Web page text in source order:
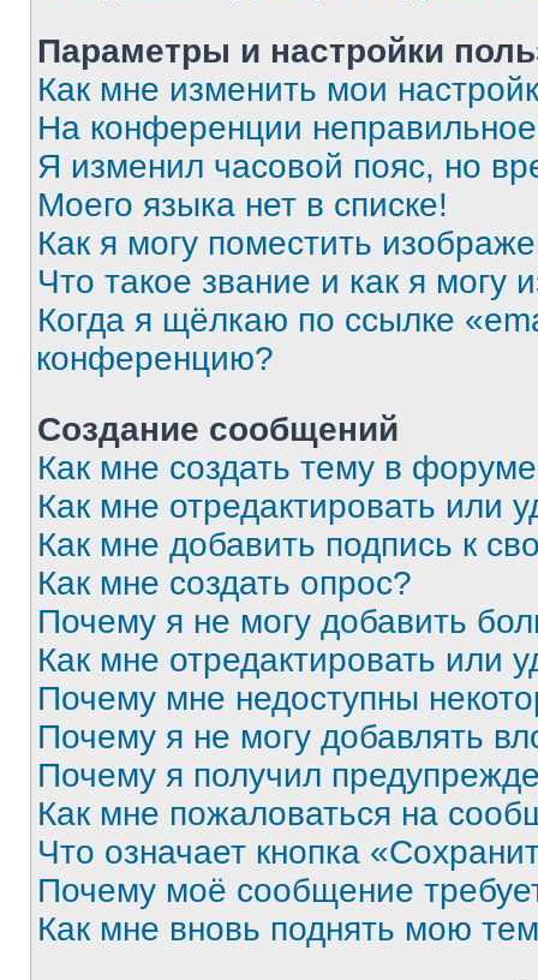
Параметры и настройки
Как мне изменить мои
На конференции
Я изменил часовой пояс, но
Моего языка нет в списке!
Как я могу поместить
Что такое звание и как я могу
Когда я щёлкаю по ссылке
конференцию?
Создание сообщений
Как мне создать тему в
Как мне отредактировать или
Как мне добавить подпись к
Как мне создать опрос?
Почему я не могу добавить
Как мне отредактировать или
Почему мне недоступны
Почему я не могу добавлять
Почему я получил
Как мне пожаловаться на
Что означает кнопка
Почему моё сообщение
Как мне вновь поднять мою